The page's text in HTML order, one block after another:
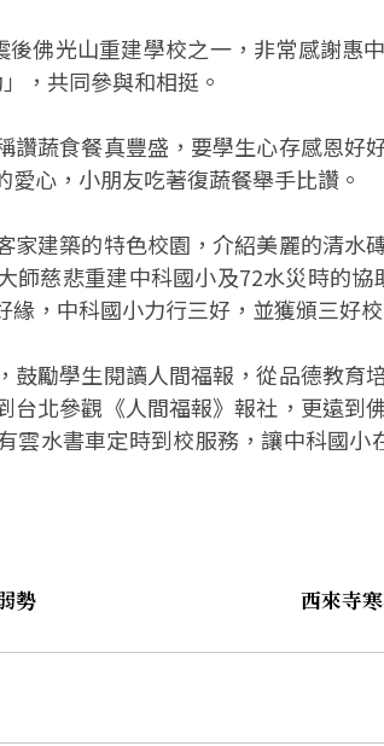
佛光山重建學校之一，非常感謝惠
，共同參與和相挺。
讚蔬食餐真豐盛，要學生心存感恩好
心，小朋友吃著復蔬餐舉手比讚。
家建築的特色校園，介紹美麗的清水
師慈悲重建中科國小及72水災時的
，中科國小力行三好，並獲頒三好校
鼓勵學生閱讀人間福報，從品德教育
台北參觀《人間福報》報社，更遠到
雲水書車定時到校服務，讓中科國小
勢 西來寺